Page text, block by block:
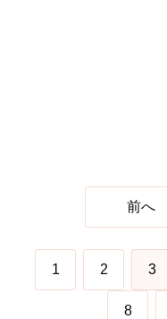
前へ
1 2 3
8